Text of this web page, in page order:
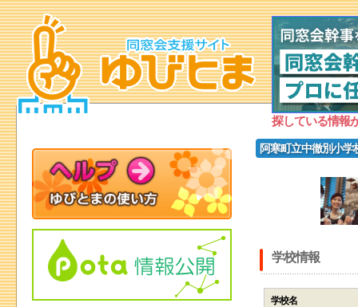
探している情報
阿寒町立中徹別小学
学校情報
学校名